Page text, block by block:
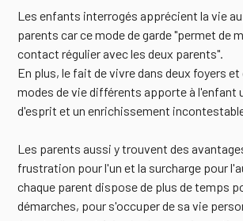
Les enfants interrogés apprécient la vie
parents car ce mode de garde "permet de
contact régulier avec les deux parents".
En plus, le fait de vivre dans deux foyers
modes de vie différents apporte à l'enfant
d'esprit et un enrichissement
Les parents aussi y trouvent des
frustration pour l'un et la surcharge pour
chaque parent dispose de plus de temps
démarches, pour s'occuper de sa vie